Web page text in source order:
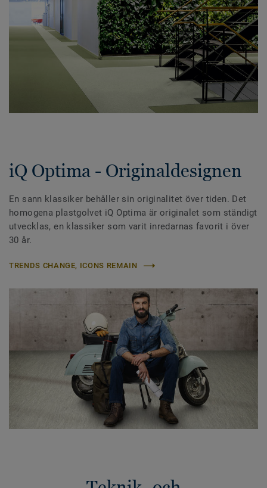
iQ Optima - Originaldesignen
En sann klassiker behåller sin originalitet över tiden. Det
homogena plastgolvet iQ Optima är originalet som ständigt
utvecklas, en klassiker som varit inredarnas favorit i över
30 år.
TRENDS CHANGE, ICONS REMAIN